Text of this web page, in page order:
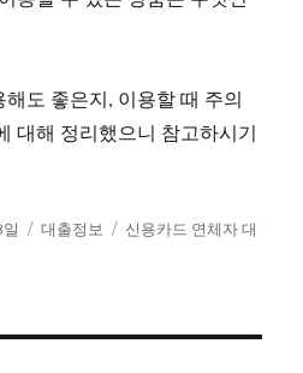
도 좋은지, 이용할 때 주의
대해 정리했으니 참고하시기
카
대출정보
태
신용카드 연체자 대